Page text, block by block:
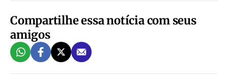
Compartilhe essa notícia com seus
amigos